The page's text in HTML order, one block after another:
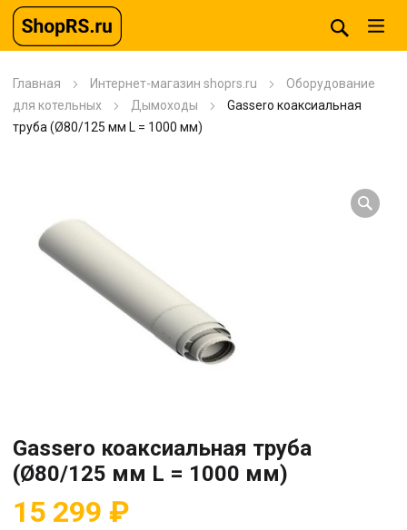
Главная Интернет-магазин shoprs.ru
Оборудование
для котельных
Дымоходы
Gassero коаксиальная
труба (Ø80/125 мм L = 1000 мм)
Gassero коаксиальная труба
(Ø80/125 мм L = 1000 мм)
15 299 ₽